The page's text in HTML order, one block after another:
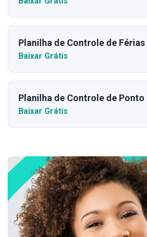
Planilha de Controle de Férias
Baixar Grátis
Planilha de Controle de Ponto
Baixar Grátis